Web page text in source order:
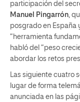
participación del
Manuel Pingarrón,
posgrado en España
“herramienta
habló del “peso
abordar los retos
Las siguiente cuatro
lugar de forma
anunciada en las